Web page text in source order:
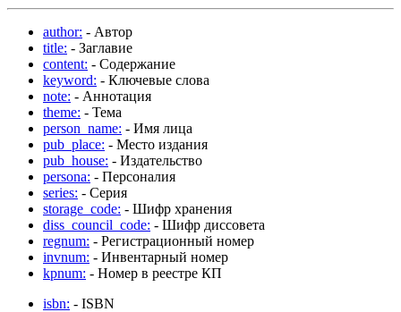
author: - Автор
title: - Заглавие
content: - Содержание
keyword: - Ключевые слова
note: - Аннотация
theme: - Тема
person_name: - Имя лица
pub_place: - Место издания
pub_house: - Издательство
persona: - Персоналия
series: - Серия
storage_code: - Шифр хранения
diss_council_code: - Шифр диссовета
regnum: - Регистрационный номер
invnum: - Инвентарный номер
kpnum: - Номер в реестре КП
isbn: - ISBN